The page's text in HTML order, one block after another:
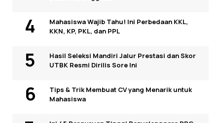
Mahasiswa Wajib Tahu! Ini Perbedaan KKL,
KKN, KP, PKL, dan PPL
Hasil Seleksi Mandiri Jalur Prestasi dan Skor
UTBK Resmi Dirilis Sore Ini
Tips & Trik Membuat CV yang Menarik untuk
Mahasiswa